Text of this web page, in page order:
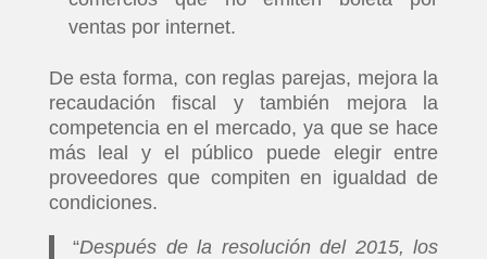
ventas por internet.
De esta forma, con reglas parejas, mejora la
recaudación fiscal y también mejora la
competencia en el mercado, ya que se hace
más leal y el público puede elegir entre
proveedores que compiten en igualdad de
condiciones.
“Después de la resolución del 2015, los